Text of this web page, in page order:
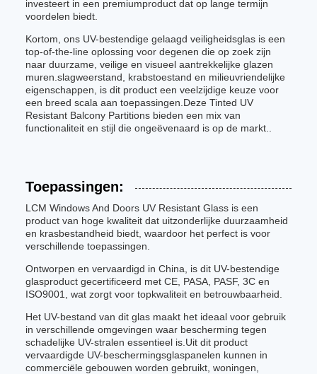
investeert in een premiumproduct dat op lange termijn
voordelen biedt.
Kortom, ons UV-bestendige gelaagd veiligheidsglas is een
top-of-the-line oplossing voor degenen die op zoek zijn
naar duurzame, veilige en visueel aantrekkelijke glazen
muren.slagweerstand, krabstoestand en milieuvriendelijke
eigenschappen, is dit product een veelzijdige keuze voor
een breed scala aan toepassingen.Deze Tinted UV
Resistant Balcony Partitions bieden een mix van
functionaliteit en stijl die ongeëvenaard is op de markt..
Toepassingen:
LCM Windows And Doors UV Resistant Glass is een
product van hoge kwaliteit dat uitzonderlijke duurzaamheid
en krasbestandheid biedt, waardoor het perfect is voor
verschillende toepassingen.
Ontworpen en vervaardigd in China, is dit UV-bestendige
glasproduct gecertificeerd met CE, PASA, PASF, 3C en
ISO9001, wat zorgt voor topkwaliteit en betrouwbaarheid.
Het UV-bestand van dit glas maakt het ideaal voor gebruik
in verschillende omgevingen waar bescherming tegen
schadelijke UV-stralen essentieel is.Uit dit product
vervaardigde UV-beschermingsglaspanelen kunnen in
commerciële gebouwen worden gebruikt, woningen,